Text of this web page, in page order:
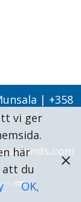
| +358
|
vi ger
här
du
OK,